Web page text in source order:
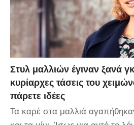
Στυλ μαλλιών έγιναν ξανά
κυρίαρχες τάσεις του
πάρετε ιδέες
Τα καρέ στα μαλλιά